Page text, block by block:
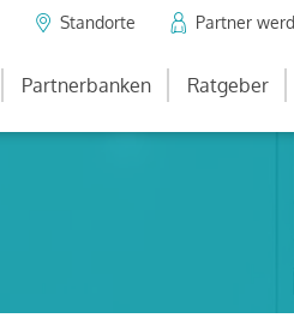
Standorte Partner
Partnerbanken Ratgeber